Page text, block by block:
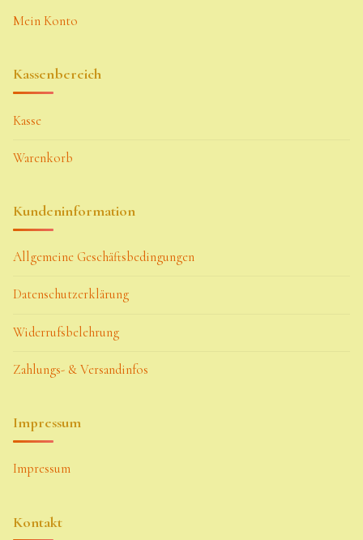
Mein Konto
Kassenbereich
Kasse
Warenkorb
Kundeninformation
Allgemeine Geschäftsbedingungen
Datenschutzerklärung
Widerrufsbelehrung
Zahlungs- & Versandinfos
Impressum
Impressum
Kontakt